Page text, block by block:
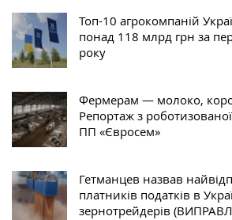
Топ-10 агрокомпаній
понад 118 млрд грн за
року
Фермерам — молоко,
Репортаж з
ПП «Євросем»
Гетманцев назвав
платників податків в
зернотрейдерів